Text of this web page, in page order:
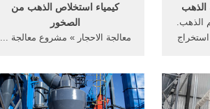
كيمياء استخلاص الذهب من
الصخور
معالجة الاحجار » مشروع معالجة ...
... كيمياء استخلاص الذهب من
الصخور.
الذهب.
جيري.
مطحنة